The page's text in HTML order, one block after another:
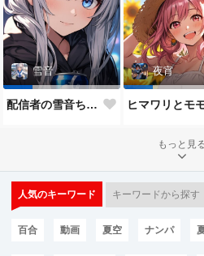
雪音
配信者の雪音ちゃん
夜宵
もっと見
人気のキーワード キーワードから探す
百合 動画 夏空 ナンパ